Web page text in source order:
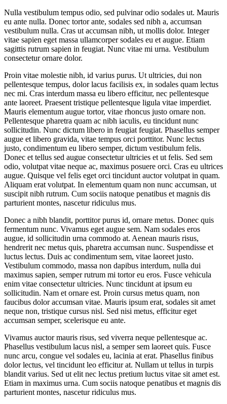
Nulla vestibulum tempus odio, sed pulvinar odio sodales ut. Mauris
eu ante nulla. Donec tortor ante, sodales sed nibh a, accumsan
vestibulum nulla. Cras ut accumsan nibh, ut mollis dolor. Integer
vitae sapien eget massa ullamcorper sodales eu et augue. Etiam
sagittis rutrum sapien in feugiat. Nunc vitae mi urna. Vestibulum
consectetur ornare dolor.
Proin vitae molestie nibh, id varius purus. Ut ultricies, dui non
pellentesque tempus, dolor lacus facilisis ex, in sodales quam lectus
nec mi. Cras interdum massa eu libero efficitur, nec pellentesque
ante laoreet. Praesent tristique pellentesque ligula vitae imperdiet.
Mauris elementum augue tortor, vitae rhoncus justo ornare non.
Pellentesque pharetra quam ac nibh iaculis, eu tincidunt nunc
sollicitudin. Nunc dictum libero in feugiat feugiat. Phasellus semper
augue et libero gravida, vitae tempus orci porttitor. Nunc lectus
justo, condimentum eu libero semper, dictum vestibulum felis.
Donec et tellus sed augue consectetur ultricies et ut felis. Sed sem
odio, volutpat vitae neque ac, maximus posuere orci. Cras eu ultrices
augue. Quisque vel felis eget orci tincidunt auctor volutpat in quam.
Aliquam erat volutpat. In elementum quam non nunc accumsan, ut
suscipit nibh rutrum. Cum sociis natoque penatibus et magnis dis
parturient montes, nascetur ridiculus mus.
Donec a nibh blandit, porttitor purus id, ornare metus. Donec quis
fermentum nunc. Vivamus eget augue sem. Nam sodales eros
augue, id sollicitudin urna commodo at. Aenean mauris risus,
hendrerit nec metus quis, pharetra accumsan nunc. Suspendisse et
luctus lectus. Duis ac condimentum sem, vitae laoreet justo.
Vestibulum commodo, massa non dapibus interdum, nulla dui
maximus sapien, semper rutrum mi tortor eu eros. Fusce vehicula
enim vitae consectetur ultricies. Nunc tincidunt at ipsum eu
sollicitudin. Nam et ornare est. Proin cursus metus quam, non
faucibus dolor accumsan vitae. Mauris ipsum erat, sodales sit amet
neque non, tristique cursus nisl. Sed nisi metus, efficitur eget
accumsan semper, scelerisque eu ante.
Vivamus auctor mauris risus, sed viverra neque pellentesque ac.
Phasellus vestibulum lacus nisl, a semper sem laoreet quis. Fusce
nunc arcu, congue vel sodales eu, lacinia at erat. Phasellus finibus
dolor lectus, vel tincidunt leo efficitur at. Nullam ut tellus in turpis
blandit varius. Sed ut elit nec lectus pretium luctus vitae sit amet est.
Etiam in maximus urna. Cum sociis natoque penatibus et magnis dis
parturient montes, nascetur ridiculus mus.